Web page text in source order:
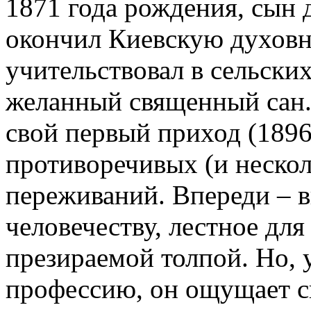
1871 года рождения, сын
окончил Киевскую
учительствовал в
желанный священный сан.
свой первый приход
противоречивых (и
переживаний. Впереди –
человечеству, лестное
презираемой толпой.
профессию, он ощущает